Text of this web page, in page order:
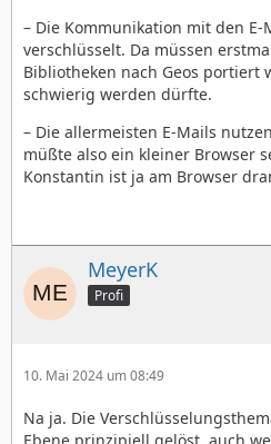
– Die Kommunikation mit den
verschlüsselt. Da müssen
Bibliotheken nach Geos portiert
schwierig werden dürfte.
– Die allermeisten E-Mails
müßte also ein kleiner Browser
Konstantin ist ja am Browser
MeyerK
Profi
10. Mai 2024 um 08:49
Na ja. Die
Ebene prinzipiell gelöst, auch